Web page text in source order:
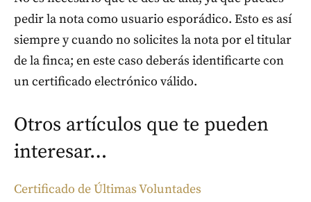
pedir la nota como usuario esporádico. Esto es así
siempre y cuando no solicites la nota por el titular
de la finca; en este caso deberás identificarte con
un certificado electrónico válido.
Otros artículos que te pueden
interesar…
Certificado de Últimas Voluntades